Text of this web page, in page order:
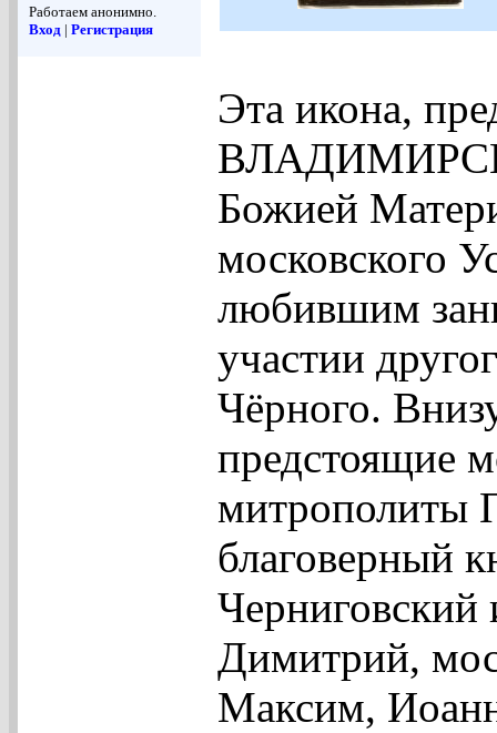
Работаем анонимно.
Вход | Регистрация
Эта икона,
Божией
московского
любившим
участии
Чёрного.
предстоящие
митрополиты
благоверный
Димитрий,
Максим,